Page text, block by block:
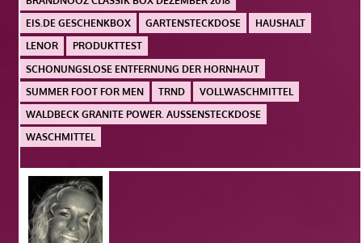
EIS.DE GESCHENKBOX
GARTENSTECKDOSE
HAUSHALT
LENOR
PRODUKTTEST
SCHONUNGSLOSE ENTFERNUNG DER HORNHAUT
SUMMER FOOT FOR MEN
TRND
VOLLWASCHMITTEL
WALDBECK GRANITE POWER. AUSSENSTECKDOSE
WASCHMITTEL